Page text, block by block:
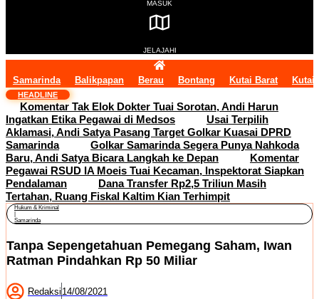
MASUK
JELAJAHI
Samarinda Balikpapan Berau Bontang Kutai Barat Kutai
HEADLINE
Komentar Tak Elok Dokter Tuai Sorotan, Andi Harun
Ingatkan Etika Pegawai di Medsos
Usai Terpilih
Aklamasi, Andi Satya Pasang Target Golkar Kuasai DPRD
Samarinda
Golkar Samarinda Segera Punya Nahkoda
Baru, Andi Satya Bicara Langkah ke Depan
Komentar
Pegawai RSUD IA Moeis Tuai Kecaman, Inspektorat Siapkan
Pendalaman
Dana Transfer Rp2,5 Triliun Masih
Tertahan, Ruang Fiskal Kaltim Kian Terhimpit
Hukum & Kriminal
Samarinda
Tanpa Sepengetahuan Pemegang Saham, Iwan
Ratman Pindahkan Rp 50 Miliar
Redaksi 14/08/2021